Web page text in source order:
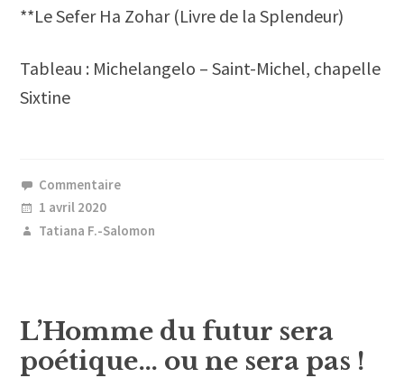
**Le Sefer Ha Zohar (Livre de la Splendeur)
Tableau : Michelangelo – Saint-Michel, chapelle
Sixtine
Commentaire
1 avril 2020
Tatiana F.-Salomon
L’Homme du futur sera
poétique… ou ne sera pas !